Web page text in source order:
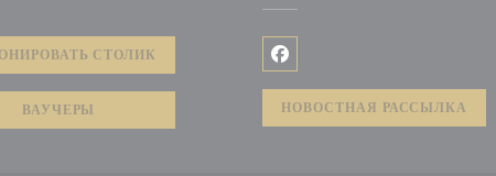
СТОЛИК
ВАУЧЕРЫ
Facebook ((открывается в
НОВОСТНАЯ РАССЫЛКА